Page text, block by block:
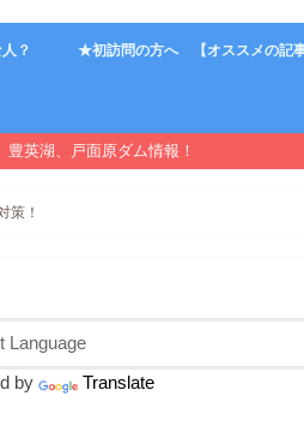
？ ★初訪問の方へ 【オススメの記
英湖、戸面原ダム情報！
策！
by Translate